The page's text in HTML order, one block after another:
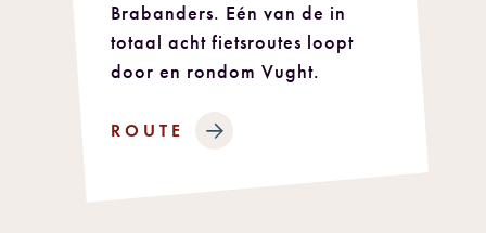
Brabanders. Eén van de in
totaal acht fietsroutes loopt
door en rondom Vught.
ROUTE